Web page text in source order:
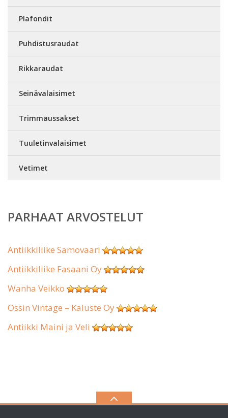
Plafondit
Puhdistusraudat
Rikkaraudat
Seinävalaisimet
Trimmaussakset
Tuuletinvalaisimet
Vetimet
PARHAAT ARVOSTELUT
Antiikkiliike Samovaari
Antiikkiliike Fasaani Oy
Wanha Veikko
Ossin Vintage – Kaluste Oy
Antiikki Maini ja Veli